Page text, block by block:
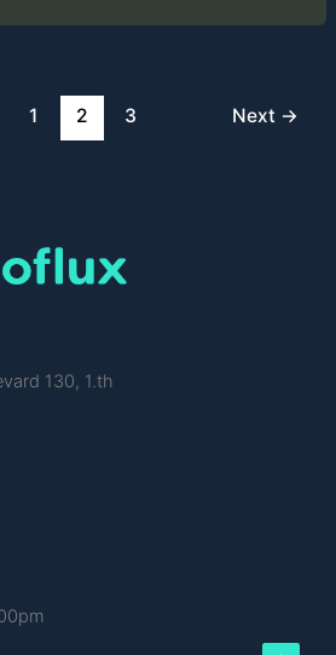
1 2 3 Next →
130, 1.th